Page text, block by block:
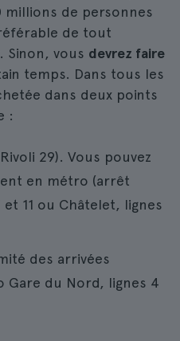
millions de personnes
de tout
Sinon, vous devrez faire
temps. Dans tous les
dans deux points
:
29). Vous pouvez
en métro (arrêt
11 ou Châtelet, lignes
des arrivées
Gare du Nord, lignes 4